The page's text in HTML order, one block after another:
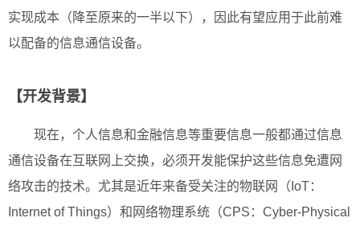
实现成本（降至原来的一半以下），因此有望应用于此前难
以配备的信息通信设备。
【开发背景】
现在，个人信息和金融信息等重要信息一般都通过信息
通信设备在互联网上交换，必须开发能保护这些信息免遭网
络攻击的技术。尤其是近年来备受关注的物联网（IoT：
Internet of Things）和网络物理系统（CPS：Cyber-Physical